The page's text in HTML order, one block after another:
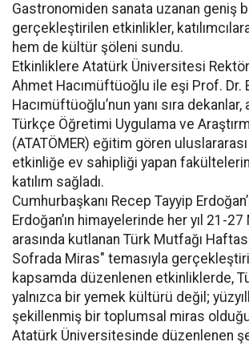
Gastronomiden sanata uzanan geniş
gerçekleştirilen etkinlikler,
hem de kültür şöleni sundu.
Etkinliklere Atatürk Üniversitesi
Ahmet Hacımüftüoğlu ile eşi Prof. Dr.
Hacımüftüoğlu’nun yanı sıra
Türkçe Öğretimi Uygulama ve
(ATATÖMER) eğitim gören
etkinliğe ev sahipliği yapan
katılım sağladı.
Cumhurbaşkanı Recep Tayyip
Erdoğan’ın himayelerinde her yıl 21-
arasında kutlanan Türk Mutfağı
Sofrada Miras" temasıyla
kapsamda düzenlenen etkinliklerde,
yalnızca bir yemek kültürü değil;
şekillenmiş bir toplumsal miras
Atatürk Üniversitesinde düzenlenen